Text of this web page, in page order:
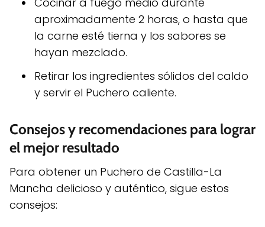
aproximadamente 2 horas, o hasta que
la carne esté tierna y los sabores se
hayan mezclado.
Retirar los ingredientes sólidos del caldo
y servir el Puchero caliente.
Consejos y recomendaciones para lograr
el mejor resultado
Para obtener un Puchero de Castilla-La
Mancha delicioso y auténtico, sigue estos
consejos: